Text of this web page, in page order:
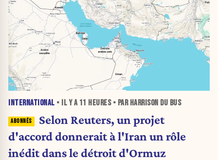
INTERNATIONAL • IL Y A 11 HEURES• PAR HARRISON DU BUS
Selon Reuters, un projet
d'accord donnerait à l'Iran un rôle
inédit dans le détroit d'Ormuz